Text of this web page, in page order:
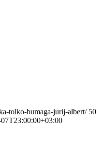
tolko-bumaga-jurij-albert/ 50